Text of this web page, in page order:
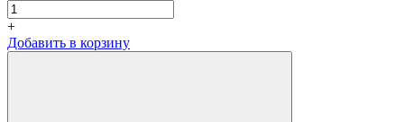
+
Добавить в корзину